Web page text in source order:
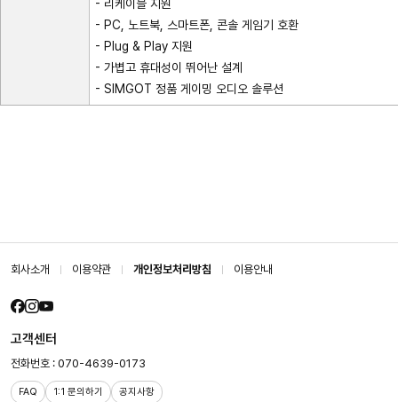
- 리케이블 지원
- PC, 노트북, 스마트폰, 콘솔 게임기 호환
- Plug & Play 지원
- 가볍고 휴대성이 뛰어난 설계
- SIMGOT 정품 게이밍 오디오 솔루션
회사소개 이용약관 개인정보처리방침 이용안내
고객센터
전화번호 : 070-4639-0173
FAQ 1:1 문의하기 공지사항